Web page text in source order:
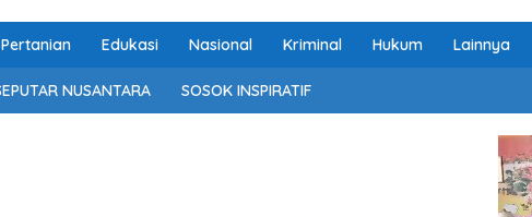
Pertanian Edukasi Nasional Kriminal Hukum Lainnya
NUSANTARA SOSOK INSPIRATIF